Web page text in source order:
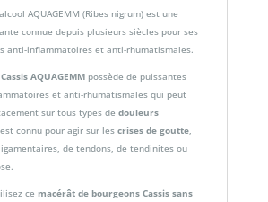
AQUAGEMM (Ribes nigrum) est une
connue depuis plusieurs siècles pour ses
anti-inflammatoires et anti-rhumatismales.
AQUAGEMMpossède de puissantes
et anti-rhumatismales qui peut
sur tous types de douleurs
connu pour agir sur les crises de goutte,
de tendons, de tendinites ou
ce macérât de bourgeons Cassis sans